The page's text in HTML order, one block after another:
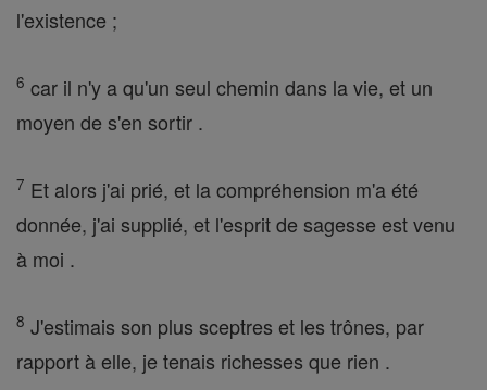
l'existence ;
6 car il n'y a qu'un seul chemin dans la vie, et un
moyen de s'en sortir .
7 Et alors j'ai prié, et la compréhension m'a été
donnée, j'ai supplié, et l'esprit de sagesse est venu
à moi .
8 J'estimais son plus sceptres et les trônes, par
rapport à elle, je tenais richesses que rien .